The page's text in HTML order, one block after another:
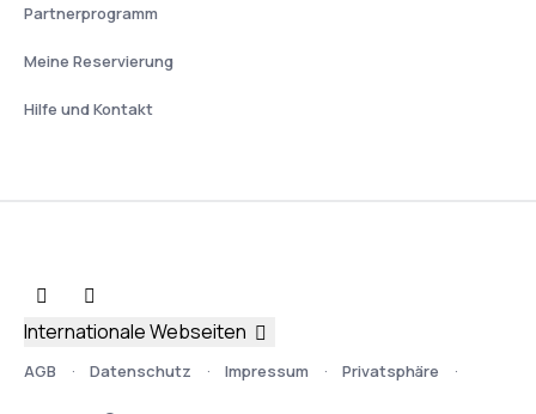
Partnerprogramm
Meine Reservierung
Hilfe und Kontakt
AGB Datenschutz Impressum Privatsphäre
Internationale Webseiten